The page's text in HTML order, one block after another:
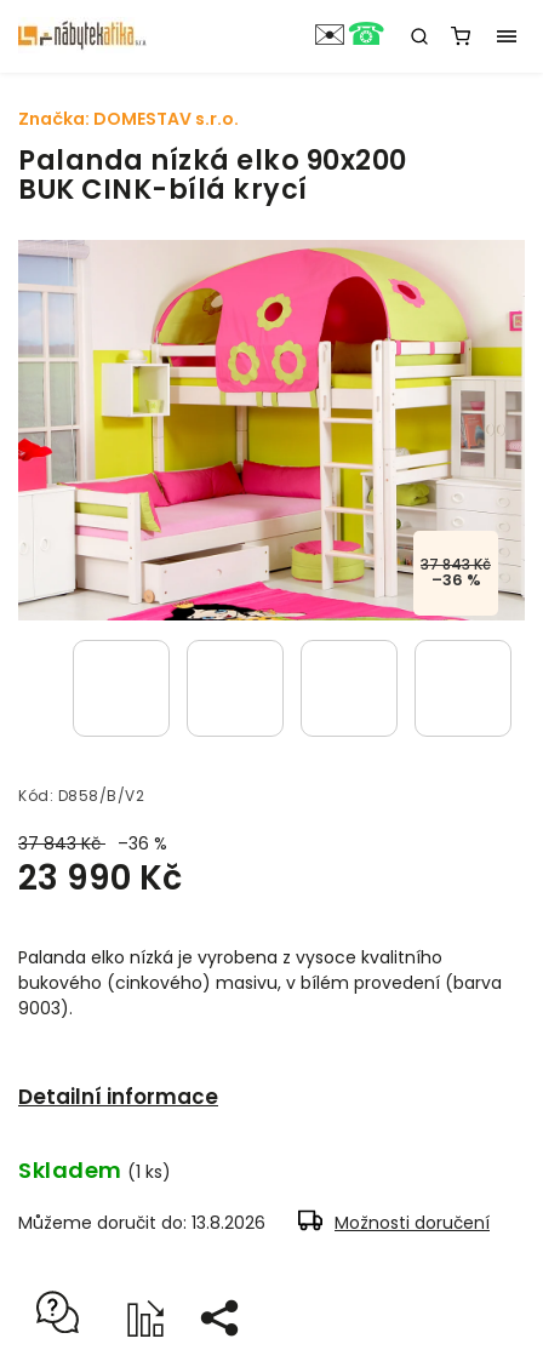
Palanda nízká elko 90x200
BUK CINK-bílá krycí
37 843 Kč
–36 %
Kód: D858/B/V2
37 843 Kč –36 %
23 990 Kč
Palanda elko nízká je vyrobena z vysoce kvalitního
bukového (cinkového) masivu, v bílém provedení (barva
9003).
Detailní informace
Značka: DOMESTAV s.r.o.
Skladem (1 ks)
Můžeme doručit do: 13.8.2026 Možnosti doručení
✉️☎